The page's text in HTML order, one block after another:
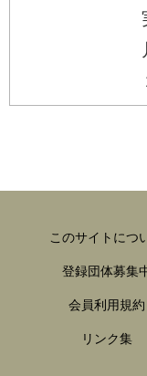
このサイトにつ
登録団体募集
会員利用規約
リンク集